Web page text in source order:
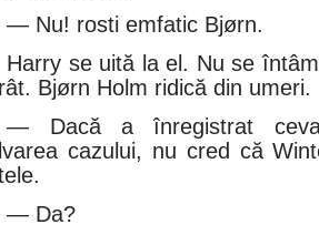
— Nu! rosti emfatic Bjørn.
Harry se uită la el. Nu se
Bjørn Holm ridică din umeri.
— Dacă a înregistrat
cazului, nu cred că
— Da?